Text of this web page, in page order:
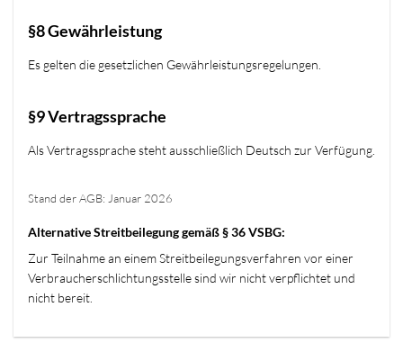
§8 Gewährleistung
Es gelten die gesetzlichen Gewährleistungsregelungen.
§9 Vertragssprache
Als Vertragssprache steht ausschließlich Deutsch zur Verfügung.
Stand der AGB: Januar 2026
Alternative Streitbeilegung gemäß § 36 VSBG:
Zur Teilnahme an einem Streitbeilegungsverfahren vor einer
Verbraucherschlichtungsstelle sind wir nicht verpflichtet und
nicht bereit.